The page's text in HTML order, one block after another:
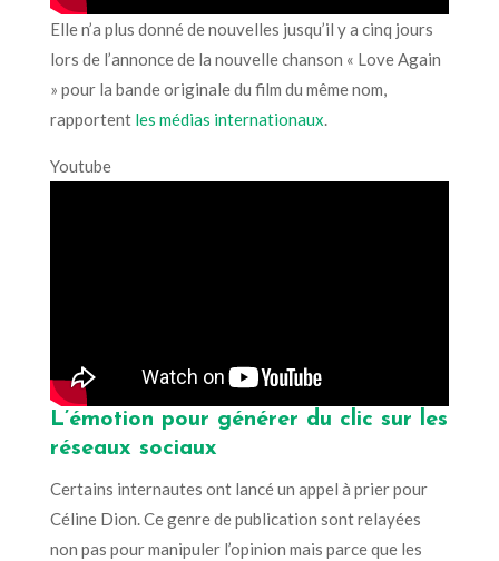
Elle n’a plus donné de nouvelles jusqu’il y a cinq jours
lors de l’annonce de la nouvelle chanson « Love Again
» pour la bande originale du film du même nom,
rapportent les médias internationaux.
Youtube
L’émotion pour générer du clic sur les
réseaux sociaux
Certains internautes ont lancé un appel à prier pour
Céline Dion. Ce genre de publication sont relayées
non pas pour manipuler l’opinion mais parce que les